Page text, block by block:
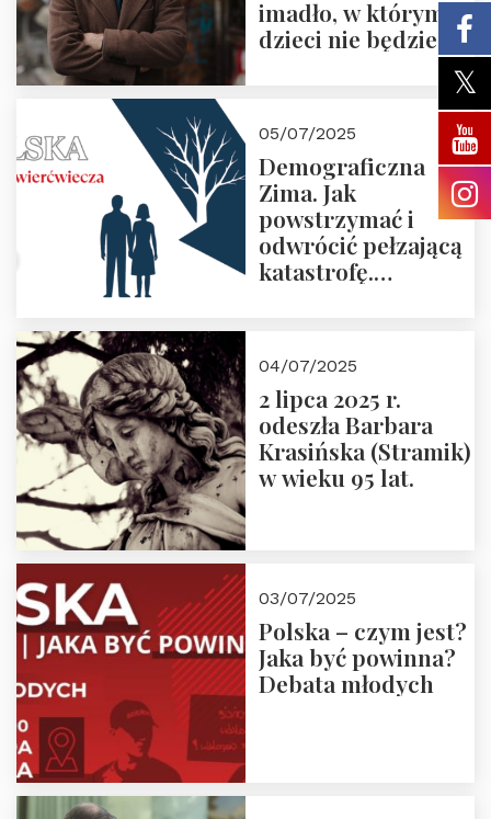
imadło, w którym
dzieci nie będzie
05/07/2025
Demograficzna
Zima. Jak
powstrzymać i
odwrócić pełzającą
katastrofę.
Nowego
Ćwierćwiecza”
04/07/2025
2 lipca 2025 r.
odeszła Barbara
Krasińska (Stramik)
w wieku 95 lat.
03/07/2025
Polska – czym jest?
Jaka być powinna?
Debata młodych